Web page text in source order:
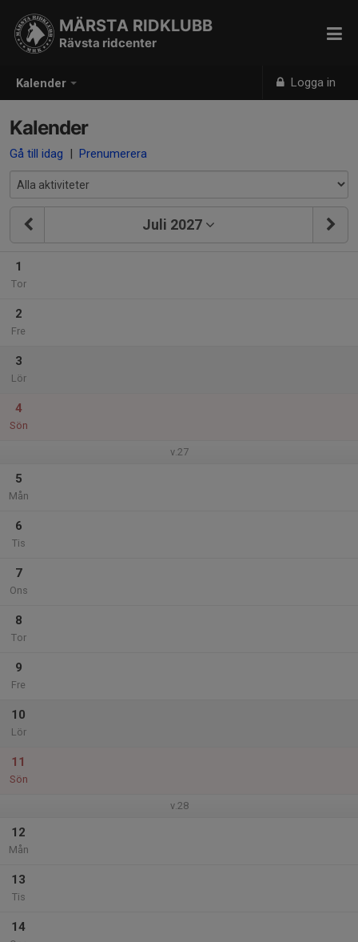
Kalender Logga in
MÄRSTA RIDKLUBB
Rävsta ridcenter
Kalender
Gå till idag | Prenumerera
Juli 2027
1
Tor
2
Fre
3
Lör
4
Sön
v.27
5
Mån
6
Tis
7
Ons
8
Tor
9
Fre
10
Lör
11
Sön
v.28
12
Mån
13
Tis
14